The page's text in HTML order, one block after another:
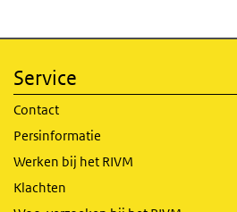
Service
Contact
Persinformatie
Werken bij het RIVM
Klachten